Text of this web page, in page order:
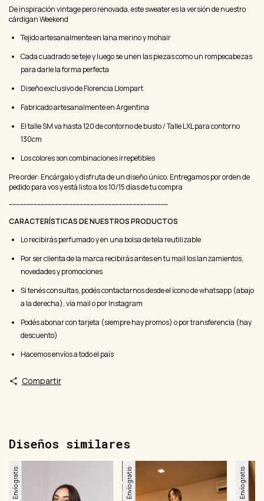
De inspiración vintage pero renovada, este sweater es la versión de nuestro
cárdigan Weekend
Tejido artesanalmente en lana merino y mohair
Cada cuadrado se teje y luego se unen las piezas como un rompecabezas
para darle la forma perfecta
Diseño exclusivo de Florencia Llompart
Fabricado artesanalmente en Argentina
El talle SM va hasta 120 de contorno de busto / Talle LXL para contorno
130cm
Los colores son combinaciones irrepetibles
Pre order: Encárgalo y disfruta de un diseño único. Entregamos por orden de
pedido para vos y está listo a los 10/15 días de tu compra
------------------------------------------------------------------------------------------
CARACTERÍSTICAS DE NUESTROS PRODUCTOS
Lo recibirás perfumado y en una bolsa de tela reutilizable
Por ser clienta de la marca recibirás antes en tu mail los lanzamientos,
novedades y promociones
Si tenés consultas, podés contactarnos desde el ícono de whatsapp (abajo
a la derecha), vía mail o por Instagram
Podés abonar con tarjeta (siempre hay promos) o por transferencia (hay
descuento)
Hacemos envíos a todo el país
Compartir
Diseños similares
Envío gratis Envío gratis Envío gratis